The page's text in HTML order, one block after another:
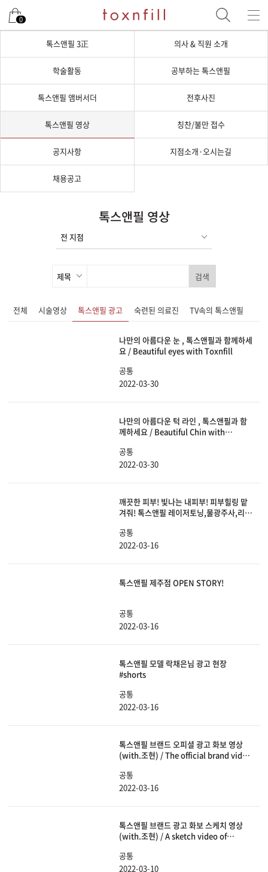
0
톡스앤필 3正 의사 & 직원 소개
학술활동 공부하는 톡스앤필
톡스앤필 앰버서더 전후사진
톡스앤필 영상 칭찬/불만 접수
공지사항 지점소개·오시는길
채용공고
톡스앤필 영상
검색
전체 시술영상 톡스앤필 광고 숙련된 의료진 TV속의 톡스앤필
나만의 아름다운 눈 , 톡스앤필과 함께하세
요 / Beautiful eyes with Toxnfill
공통
2022-03-30
나만의 아름다운 턱 라인 , 톡스앤필과 함
께하세요 / Beautiful Chin with
공통
2022-03-30
깨끗한 피부! 빛나는 내피부! 피부힐링 맡
겨줘! 톡스앤필 레이저토닝,물광주사,리쥬
공통
2022-03-16
톡스앤필 제주점 OPEN STORY!
공통
2022-03-16
톡스앤필 모델 락채은님 광고 현장
#shorts
공통
2022-03-16
톡스앤필 브랜드 오피셜 광고 화보 영상
(with.조현) / The official brand video
공통
2022-03-16
톡스앤필 브랜드 광고 화보 스케치 영상
(with.조현) / A sketch video of
공통
2022-03-10